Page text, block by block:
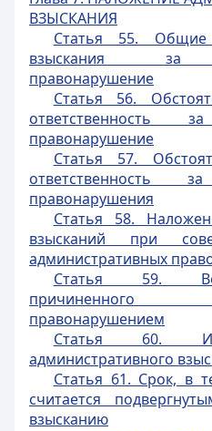
ВЗЫСКАНИЯ
Статья 55. Общие
взыскания за
правонарушение
Статья 56.
ответственность
правонарушение
Статья 57.
ответственность
правонарушения
Статья 58.
взысканий при
административных
Статья 59.
причиненного
правонарушением
Статья 60.
административного
Статья 61. Срок, в
считается
взысканию